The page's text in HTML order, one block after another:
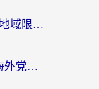
咪咕在海外怎么看直播？3步搞定地域限制，还能畅看腾讯视频与国内热剧
迪拜网络为什么微信不能视频？海外党必看的回国加速全攻略